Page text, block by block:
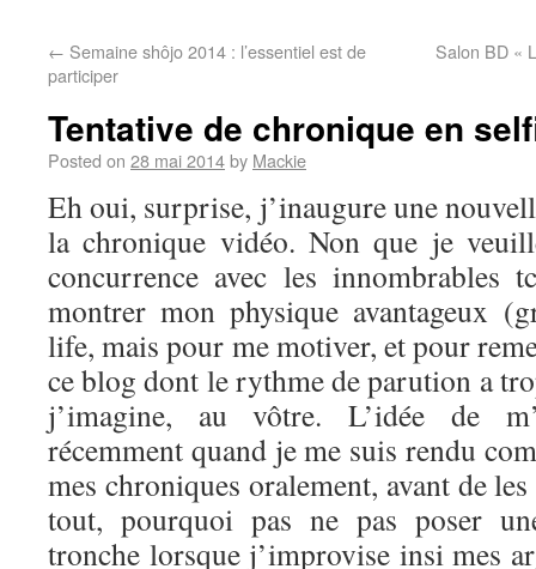
← Semaine shôjo 2014 : l’essentiel est de
participer
Salon BD «
Tentative de chronique en
Posted on 28 mai 2014by Mackie
Eh oui, surprise, j’inaugure une
la chronique vidéo. Non que je
concurrence avec les innombrables
montrer mon physique avantageux
life, mais pour me motiver, et pour
ce blog dont le rythme de parution a
j’imagine, au vôtre. L’idée de
récemment quand je me suis rendu
mes chroniques oralement, avant de
tout, pourquoi pas ne pas poser
tronche lorsque j’improvise insi mes